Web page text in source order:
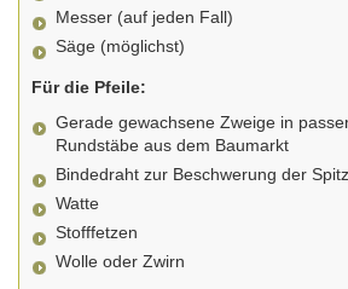
Messer (auf jeden Fall)
Säge (möglichst)
Für die Pfeile:
Gerade gewachsene Zweige in
Rundstäbe aus dem Baumarkt
Bindedraht zur Beschwerung der
Watte
Stofffetzen
Wolle oder Zwirn